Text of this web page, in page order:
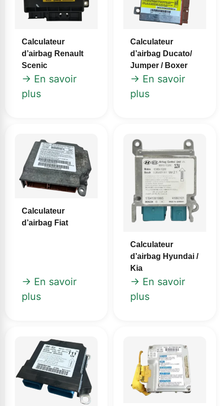
Calculateur
d’airbag Renault
Scenic
→ En savoir
plus
Calculateur
d’airbag Ducato/
Jumper / Boxer
→ En savoir
plus
Calculateur
d’airbag Fiat
→ En savoir
plus
Calculateur
d’airbag Hyundai /
Kia
→ En savoir
plus